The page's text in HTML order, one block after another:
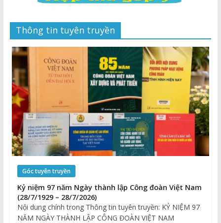
Thông tin tuyên truyền
Góc tuyên truyền
Kỷ niệm 97 năm Ngày thành lập Công đoàn Việt Nam
(28/7/1929 – 28/7/2026)
Nội dung chính trong Thông tin tuyên truyền: KỶ NIỆM 97
NĂM NGÀY THÀNH LẬP CÔNG ĐOÀN VIỆT NAM